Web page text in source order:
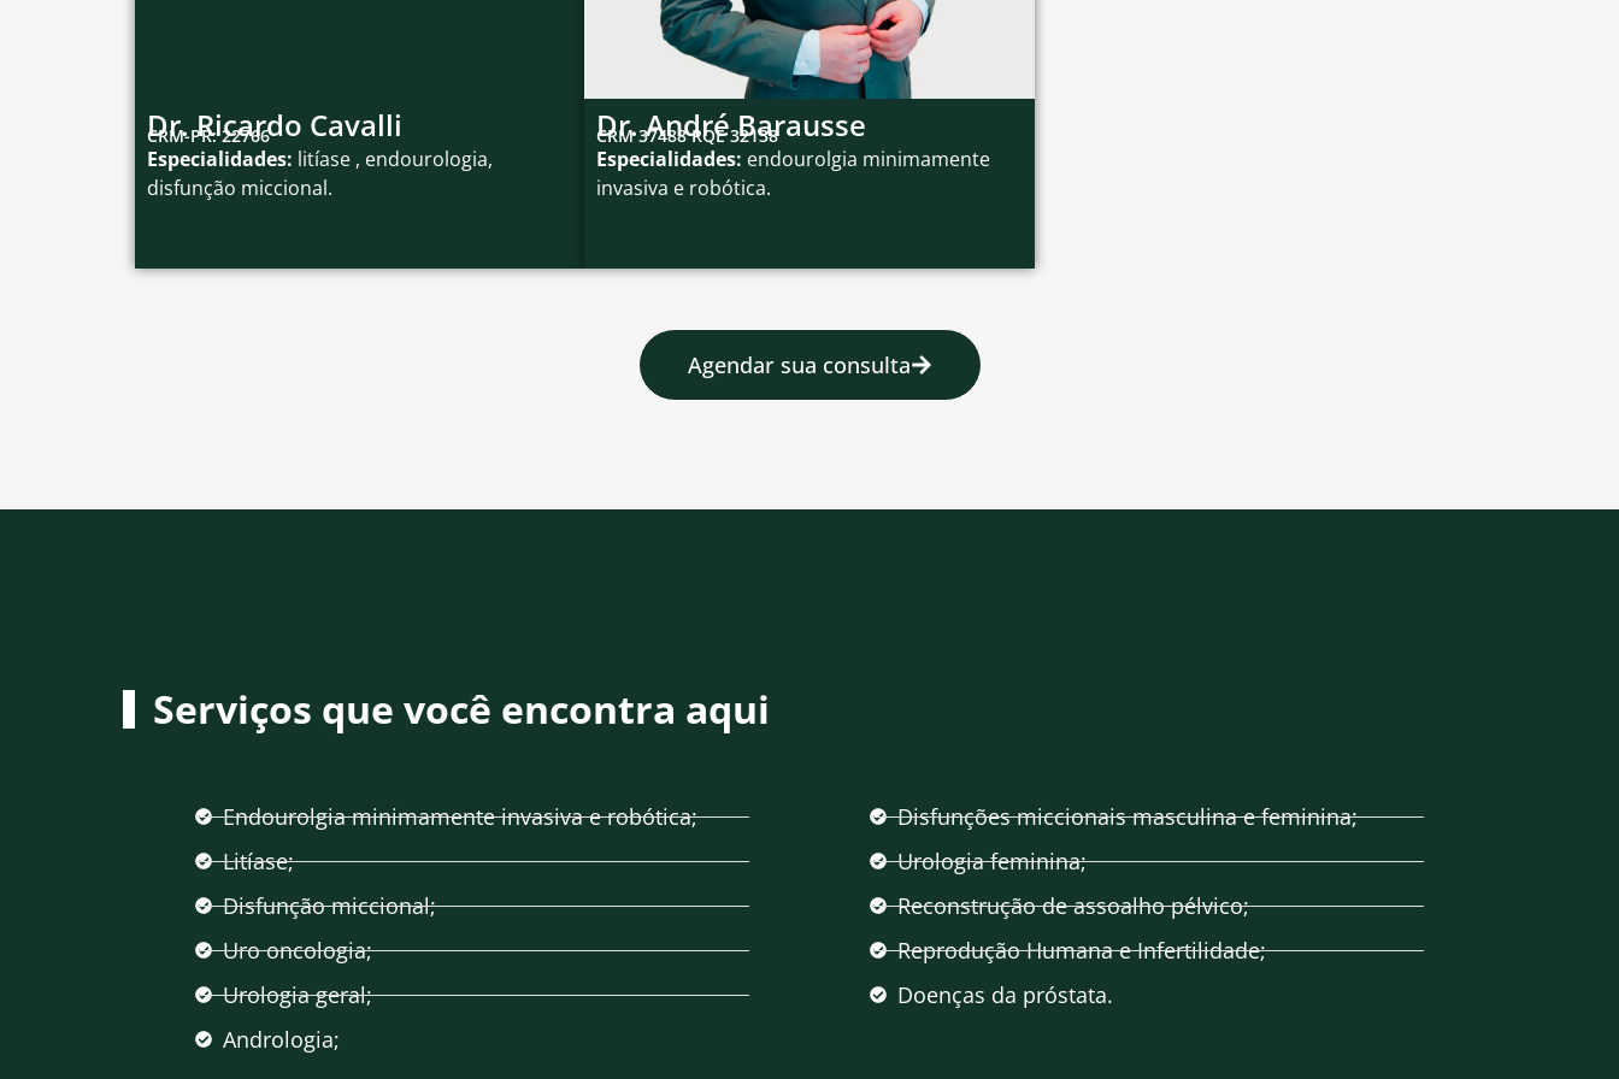
Dr. Ricardo Cavalli
CRM-PR: 22766
Especialidades: litíase , endourologia,
disfunção miccional.
Dr. André Barausse
CRM 37488 RQE 32138
Especialidades: endourolgia minimamente
invasiva e robótica.
Agendar sua consulta
Serviços que você encontra aqui
Endourolgia minimamente invasiva e robótica;
Litíase;
Disfunção miccional;
Uro oncologia;
Urologia geral;
Andrologia;
Disfunções miccionais masculina e feminina;
Urologia feminina;
Reconstrução de assoalho pélvico;
Reprodução Humana e Infertilidade;
Doenças da próstata.